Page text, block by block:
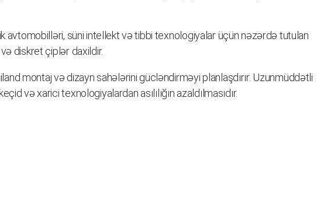
avtomobilləri, süni intellekt və tibbi texnologiyalar üçün nəzərdə tutulan
diskret çiplər daxildir.
montaj və dizayn sahələrini gücləndirməyi planlaşdırır. Uzunmüddətli
və xarici texnologiyalardan asılılığın azaldılmasıdır.